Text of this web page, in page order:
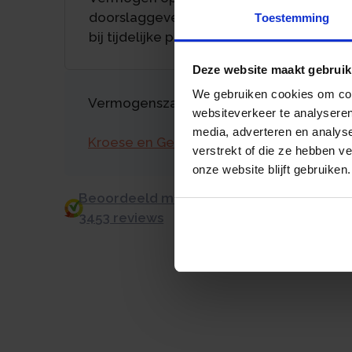
Toestemming
Deze website maakt
We gebruiken cookies om
websiteverkeer te
media, adverteren en
verstrekt of die ze hebben
onze website blijft gebruiken.
doorslaggevend voor toeslagen, ook
bij tijdelijke piek
Vermogenszaken goed regelen?
Kroese en Geraerts
Beoordeeld met een 9.0 uit 10 op basis
3453 reviews